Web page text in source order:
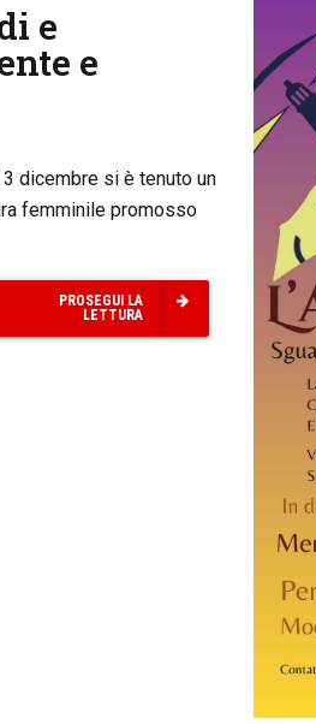
e
e
dicembre si è tenuto un
femminile promosso
PROSEGUI LA
LETTURA